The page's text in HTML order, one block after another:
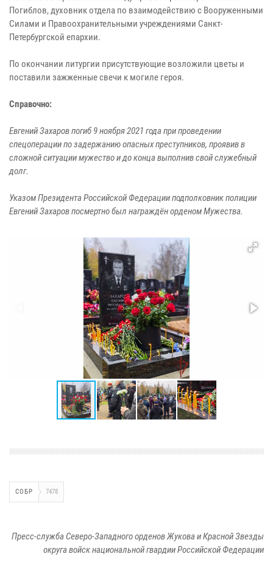
Погиблов, духовник отдела по взаимодействию с Вооруженными
Силами и Правоохранительными учреждениями Санкт-
Петербургской епархии.
По окончании литургии присутствующие возложили цветы и
поставили зажженные свечи к могиле героя.
Справочно:
Евгений Захаров погиб 9 ноября 2021 года при проведении
спецоперации по задержанию опасных преступников, проявив в
сложной ситуации мужество и до конца выполнив свой служебный
долг.
Указом Президента Российской Федерации подполковник полиции
Евгений Захаров посмертно был награждён орденом Мужества.
СОБР 7478
Пресс-служба Северо-Западного орденов Жукова и Красной Звезды
округа войск национальной гвардии Российской Федерации